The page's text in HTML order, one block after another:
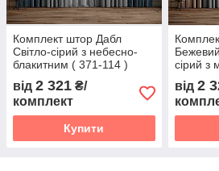
Комплект штор Дабл
Світло-сірий з небесно-
блакитним ( 371-114 )
від 2 321 ₴/
комплект
Купити
сірий з
371 )
від 2